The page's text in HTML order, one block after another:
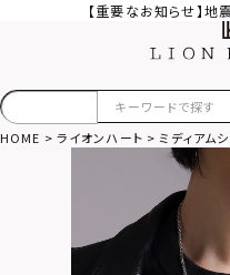
【重要なお知らせ】
HOME ライオンハート ミディアム